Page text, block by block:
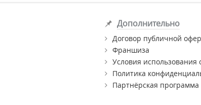
Дополнительно
Договор публичной
Франшиза
Условия использования
Политика
Партнёрская программа